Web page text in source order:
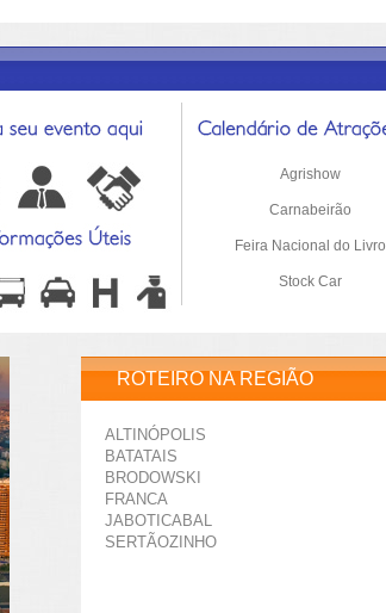
Agrishow
Carnabeirão
Feira Nacional do Livro
Stock Car
ROTEIRO NA REGIÃO
ALTINÓPOLIS
BATATAIS
BRODOWSKI
FRANCA
JABOTICABAL
SERTÃOZINHO